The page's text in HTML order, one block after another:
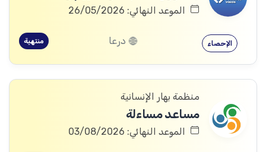
الموعد النهائي: 26/05/2026
الإحصاء درعا منتهية
منظمة بهار الإنسانية
مساعد مساءلة
الموعد النهائي: 03/08/2026